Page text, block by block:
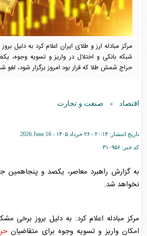
مرکز مبادله ارز و طلای ایران اعلام کرد به دلیل
شبکه بانکی و اختلال در واریز و تسویه وجوه،
حراج شمش طلا که قرار بود امروز برگزار شود،
اقتصاد » صنعت و تجارت
تاریخ انتشار: ۲۰:۱۴ - ۲۶ خرداد ۱۴۰۵ -
2026 June 16
کد خبر: ۳۱۰۹۵۶
به گزارش راهبرد معاصر، یکصد و پنجاهمین
نخواهد شد.
مرکز مبادله اعلام کرد: به دلیل بروز برخی
امکان واریز و تسویه وجوه برای متقاضیان